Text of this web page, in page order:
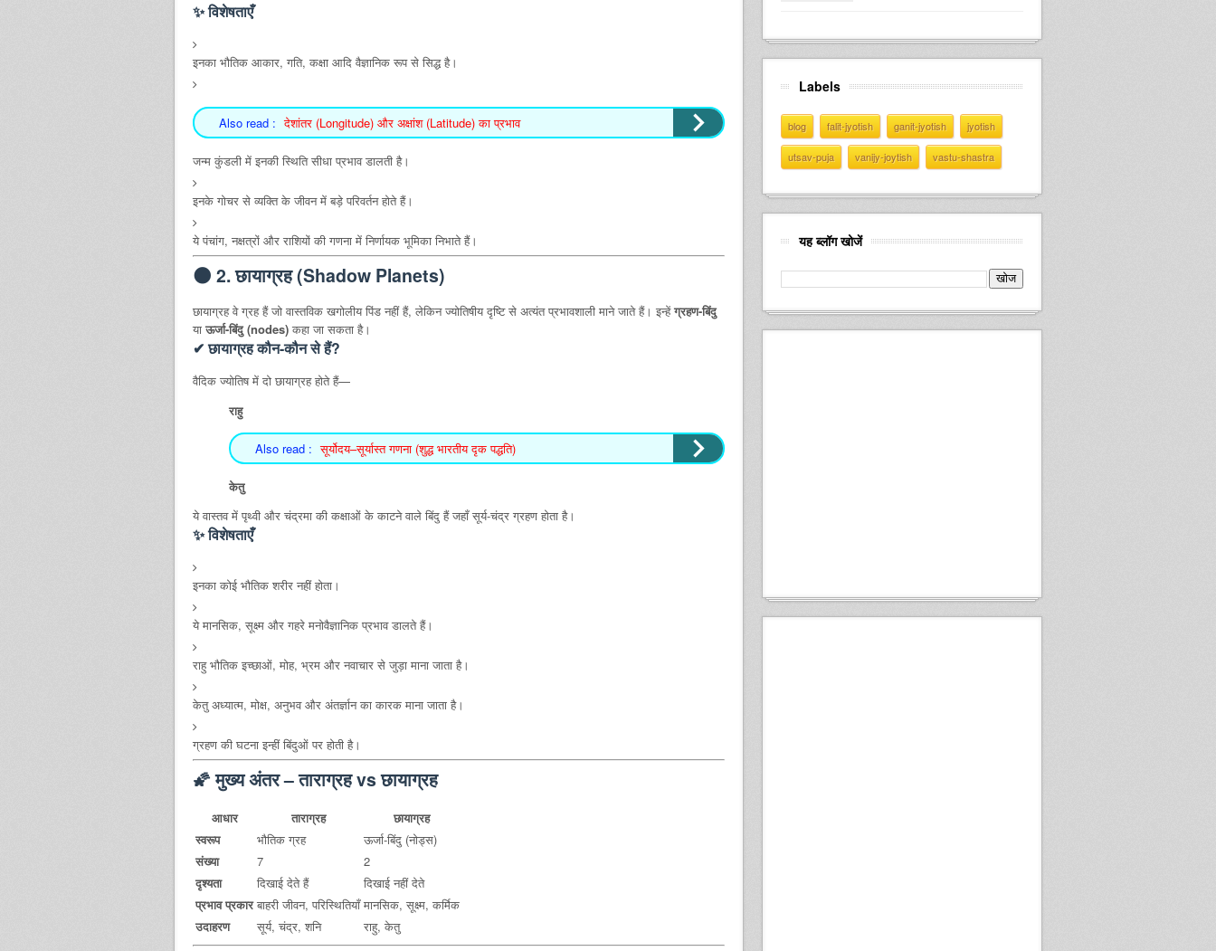
✨ विशेषताएँ
इनका भौतिक आकार, गति, कक्षा आदि वैज्ञानिक रूप से सिद्ध है।
Also read : देशांतर (Longitude) और अक्षांश (Latitude) का प्रभाव
जन्म कुंडली में इनकी स्थिति सीधा प्रभाव डालती है।
इनके गोचर से व्यक्ति के जीवन में बड़े परिवर्तन होते हैं।
ये पंचांग, नक्षत्रों और राशियों की गणना में निर्णायक भूमिका निभाते हैं।
🌑 2. छायाग्रह (Shadow Planets)
छायाग्रह वे ग्रह हैं जो वास्तविक खगोलीय पिंड नहीं हैं, लेकिन ज्योतिषीय दृष्टि से अत्यंत प्रभावशाली माने जाते हैं। इन्हेंग्रहण-बिंदु
या ऊर्जा-बिंदु (nodes) कहा जा सकता है।
✔ छायाग्रह कौन-कौन से हैं?
वैदिक ज्योतिष में दो छायाग्रह होते हैं—
राहु
Also read : सूर्योदय–सूर्यास्त गणना (शुद्ध भारतीय दृक पद्धति)
केतु
ये वास्तव में पृथ्वी और चंद्रमा की कक्षाओं के काटने वाले बिंदु हैं जहाँ सूर्य-चंद्र ग्रहण होता है।
✨ विशेषताएँ
इनका कोई भौतिक शरीर नहीं होता।
ये मानसिक, सूक्ष्म और गहरे मनोवैज्ञानिक प्रभाव डालते हैं।
राहु भौतिक इच्छाओं, मोह, भ्रम और नवाचार से जुड़ा माना जाता है।
केतु अध्यात्म, मोक्ष, अनुभव और अंतर्ज्ञान का कारक माना जाता है।
ग्रहण की घटना इन्हीं बिंदुओं पर होती है।
🌠 मुख्य अंतर – ताराग्रह vs छायाग्रह
आधार ताराग्रह
छायाग्रह
स्वरूप
भौतिक ग्रह
ऊर्जा-बिंदु (नोड्स)
संख्या
7
2
दृश्यता
दिखाई देते हैं
दिखाई नहीं देते
प्रभाव प्रकार बाहरी जीवन, परिस्थितियाँ मानसिक, सूक्ष्म, कर्मिक
उदाहरण
सूर्य, चंद्र, शनि राहु, केतु
Labels
blog falit-jyotish ganit-jyotish jyotish
utsav-puja vanijy-joytish vastu-shastra
यह ब्लॉग खोजें